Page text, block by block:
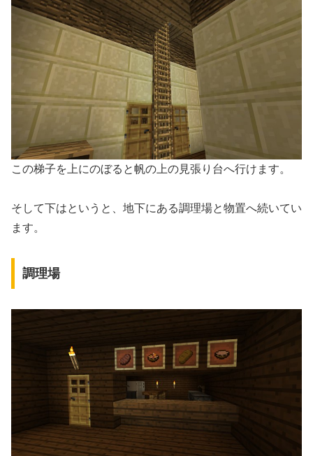
この梯子を上にのぼると帆の上の見張り台へ行けます。
そして下はというと、地下にある調理場と物置へ続いてい
ます。
調理場